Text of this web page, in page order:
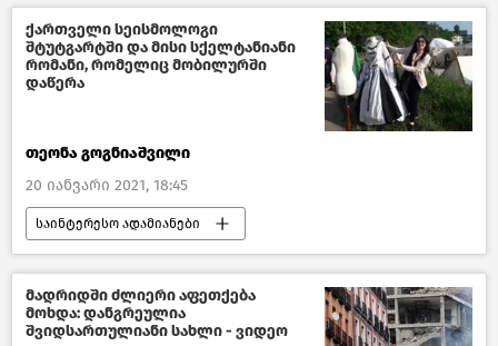
საქართველო
ქართველი სეისმოლოგი
შტუტგარტში და მისი სქელტანიანი
რომანი, რომელიც მობილურში
დაწერა
თეონა გოგნიაშვილი
20 იანვარი 2021, 18:45
საინტერესო ადამიანები
წასაკითხი ამბები
ქართველები უცხოეთში
მადრიდში ძლიერი აფეთქება
მოხდა: დანგრეულია
შვიდსართულიანი სახლი - ვიდეო